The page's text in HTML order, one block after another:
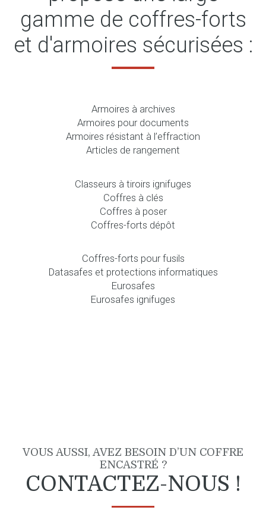
gamme de coffres-forts
et d'armoires sécurisées :
Armoires à archives
Armoires pour documents
Armoires résistant à l’effraction
Articles de rangement
Classeurs à tiroirs ignifuges
Coffres à clés
Coffres à poser
Coffres-forts dépôt
Coffres-forts pour fusils
Datasafes et protections informatiques
Eurosafes
Eurosafes ignifuges
VOUS AUSSI, AVEZ BESOIN D’UN COFFRE
ENCASTRÉ ?
CONTACTEZ-NOUS !